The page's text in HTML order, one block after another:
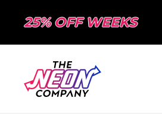
25% OFF WEEKS